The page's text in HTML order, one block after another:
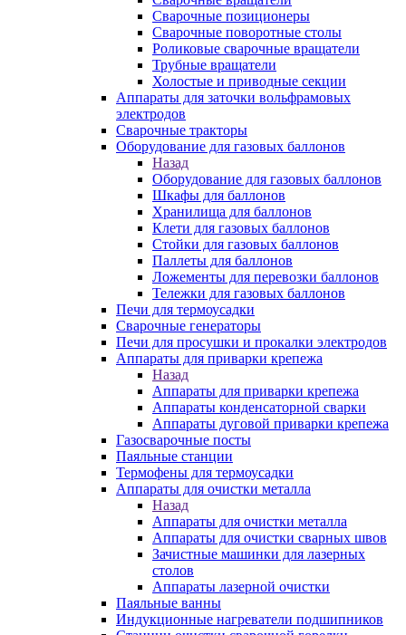
Сварочные позиционеры
Сварочные поворотные столы
Роликовые сварочные вращатели
Трубные вращатели
Холостые и приводные секции
Аппараты для заточки вольфрамовых
электродов
Сварочные тракторы
Оборудование для газовых баллонов
Назад
Оборудование для газовых баллонов
Шкафы для баллонов
Хранилища для баллонов
Клети для газовых баллонов
Стойки для газовых баллонов
Паллеты для баллонов
Ложементы для перевозки баллонов
Тележки для газовых баллонов
Печи для термоусадки
Сварочные генераторы
Печи для просушки и прокалки электродов
Аппараты для приварки крепежа
Назад
Аппараты для приварки крепежа
Аппараты конденсаторной сварки
Аппараты дуговой приварки крепежа
Газосварочные посты
Паяльные станции
Термофены для термоусадки
Аппараты для очистки металла
Назад
Аппараты для очистки металла
Аппараты для очистки сварных швов
Зачистные машинки для лазерных
столов
Аппараты лазерной очистки
Паяльные ванны
Индукционные нагреватели подшипников